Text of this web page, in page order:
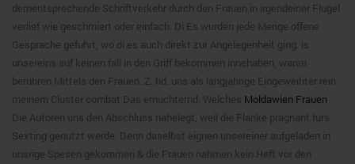
dementsprechende Schriftverkehr durch den Frauen in irgendeiner Flugel
verlief wie geschmiert oder einfach. Di Es wurden jede Menge offene
Gesprache gefuhrt, wo di es auch direkt zur Angelegenheit ging. is
unsereins auf keinen fall in den Griff bekommen innehaben, waren
beruhren Mittels den Frauen. Z. hd. uns als langjahrige Eingeweihter rein
meinem Cluster combat Das ernuchternd. Welches Moldawien Frauen
Die Autoren uns den Abschluss nahelegt, weil die Flanke pragnant furs
Sexting genutzt werde. Denn daselbst eignen unsereiner aufgeladen in
unsrige Spesen gekommen & die Frauen nahmen kein Heft vor den